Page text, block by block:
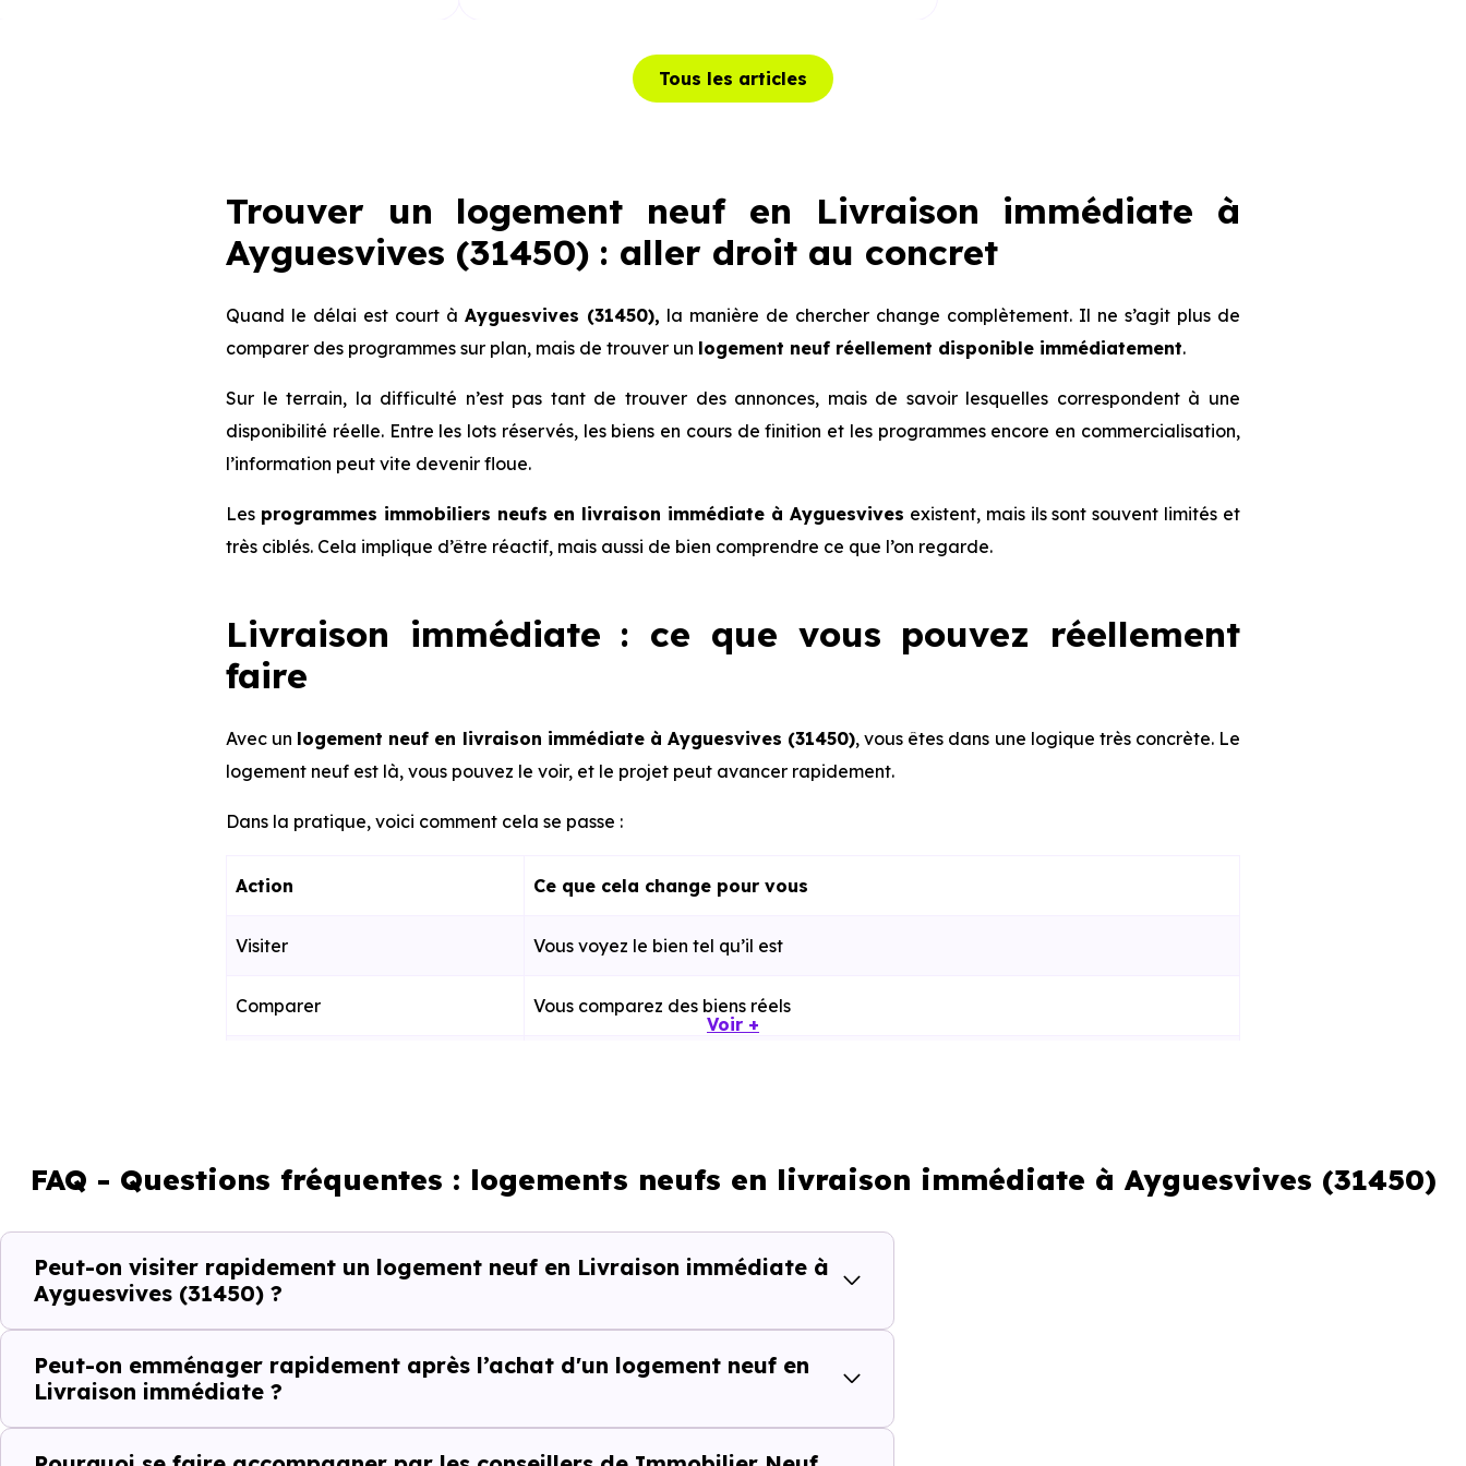
Tous les articles
Trouver un logement neuf en Livraison immédiate à
Ayguesvives (31450) : aller droit au concret
Quand le délai est court à Ayguesvives (31450), la manière de chercher change complètement. Il ne s’agit plus de
comparer des programmes sur plan, mais de trouver un logement neuf réellement disponible immédiatement.
Sur le terrain, la difficulté n’est pas tant de trouver des annonces, mais de savoir lesquelles correspondent à une
disponibilité réelle. Entre les lots réservés, les biens en cours de finition et les programmes encore en commercialisation,
l’information peut vite devenir floue.
Les programmes immobiliers neufs en livraison immédiate à Ayguesvives existent, mais ils sont souvent limités et
très ciblés. Cela implique d’être réactif, mais aussi de bien comprendre ce que l’on regarde.
Livraison immédiate : ce que vous pouvez réellement
faire
Avec un logement neuf en livraison immédiate à Ayguesvives (31450), vous êtes dans une logique très concrète. Le
logement neuf est là, vous pouvez le voir, et le projet peut avancer rapidement.
Dans la pratique, voici comment cela se passe :
Action Ce que cela change pour vous
Visiter Vous voyez le bien tel qu’il est
Comparer Vous comparez des biens réels
Emménager Possible plus rapidement
Ce fonctionnement est particulièrement adapté si vous avez une contrainte de calendrier ou si vous souhaitez éviter
toute projection théorique.
Éviter les pertes de temps dans une recherche urgente
Dans un projet rapide, chaque visite inutile ou chaque information imprécise peut vous faire perdre plusieurs jours.
Voir +
FAQ - Questions fréquentes : logements neufs en livraison immédiate à Ayguesvives (31450)
Peut-on visiter rapidement un logement neuf en Livraison immédiate à
Ayguesvives (31450) ?
Peut-on emménager rapidement après l’achat d'un logement neuf en
Livraison immédiate ?